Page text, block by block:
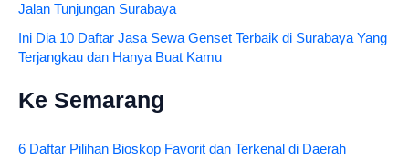
Jalan Tunjungan Surabaya
Ini Dia 10 Daftar Jasa Sewa Genset Terbaik di Surabaya Yang
Terjangkau dan Hanya Buat Kamu
Ke Semarang
6 Daftar Pilihan Bioskop Favorit dan Terkenal di Daerah